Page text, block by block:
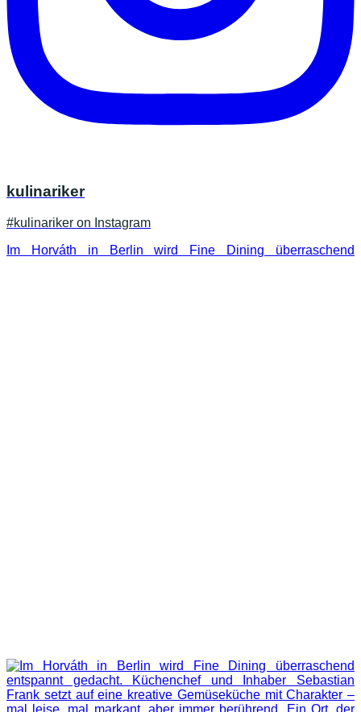
kulinariker
#kulinariker on Instagram
Im Horváth in Berlin wird Fine Dining überraschend